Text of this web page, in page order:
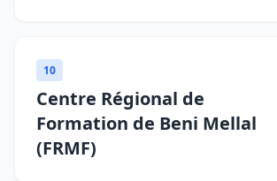
10
Centre Régional de
Formation de Beni Mellal
(FRMF)